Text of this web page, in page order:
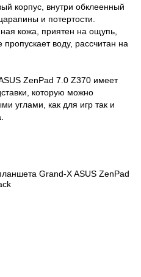
корпус, внутри обклеенный
и потертости.
кожа, приятен на ощупь,
воду, рассчитан на
ZenPad 7.0 Z370 имеет
которую можно
углами, как для игр так и
Grand-X ASUS ZenPad